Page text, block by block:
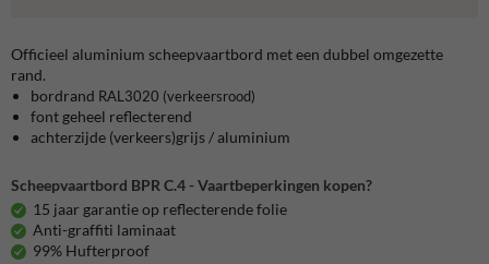
Officieel aluminium scheepvaartbord met een dubbel omgezette
rand.
bordrand RAL3020 (verkeersrood)
font geheel reflecterend
achterzijde (verkeers)grijs / aluminium
Scheepvaartbord BPR C.4 - Vaartbeperkingen kopen?
15 jaar garantie op reflecterende folie
Anti-graffiti laminaat
99% Hufterproof